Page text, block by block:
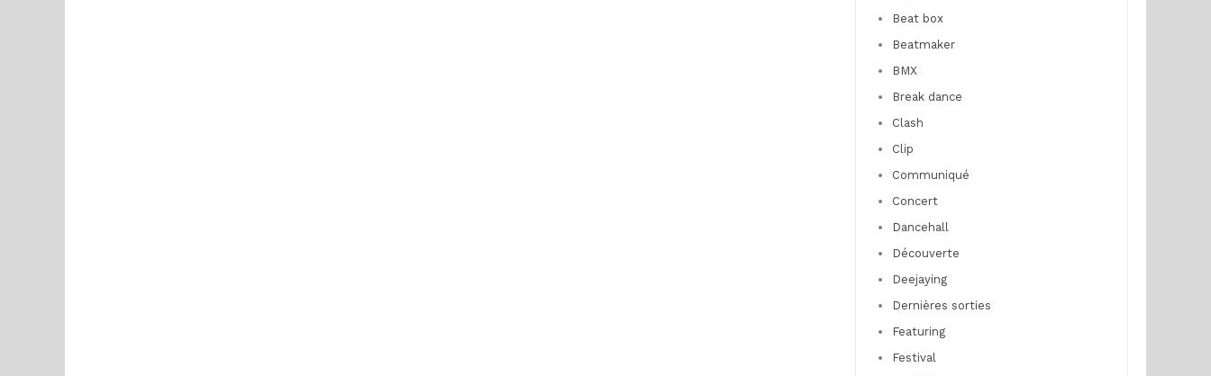
Beat box
Beatmaker
BMX
Break dance
Clash
Clip
Communiqué
Concert
Dancehall
Découverte
Deejaying
Dernières sorties
Featuring
Festival